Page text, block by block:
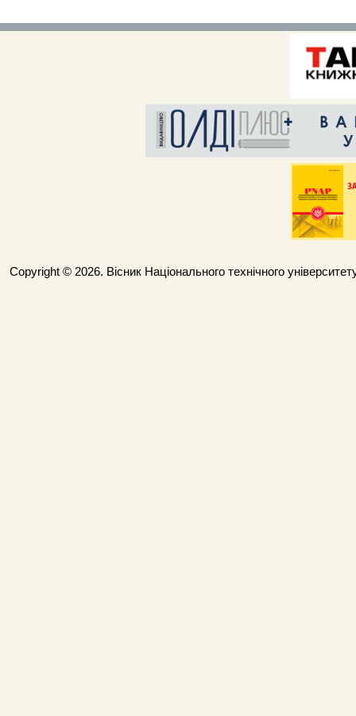
Copyright © 2026. Вісник Національного технічного